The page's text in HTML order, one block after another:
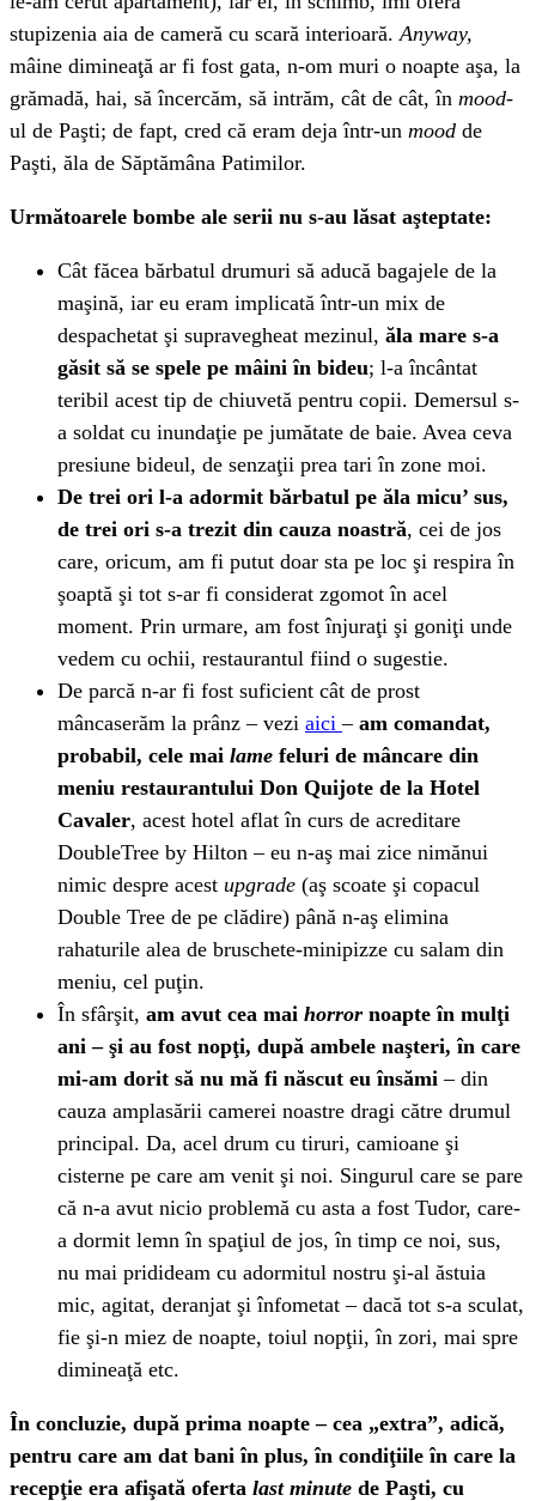
stupizenia aia de cameră cu scară interioară.Anyway,
mâine dimineaţă ar fi fost gata, n-om muri o noapte aşa, la
grămadă, hai, să încercăm, să intrăm, cât de cât, în mood-
ul de Paşti; de fapt, cred că eram deja într-un mood de
Paşti, ăla de Săptămâna Patimilor.
Următoarele bombe ale serii nu s-au lăsat aşteptate:
Cât făcea bărbatul drumuri să aducă bagajele de la
maşină, iar eu eram implicată într-un mix de
despachetat şi supravegheat mezinul, ăla mare s-a
găsit să se spele pe mâini în bideu; l-a încântat
teribil acest tip de chiuvetă pentru copii. Demersul s-
a soldat cu inundaţie pe jumătate de baie. Avea ceva
presiune bideul, de senzaţii prea tari în zone moi.
De trei ori l-a adormit bărbatul pe ăla micu’ sus,
de trei ori s-a trezit din cauza noastră, cei de jos
care, oricum, am fi putut doar sta pe loc şi respira în
şoaptă şi tot s-ar fi considerat zgomot în acel
moment. Prin urmare, am fost înjuraţi şi goniţi unde
vedem cu ochii, restaurantul fiind o sugestie.
De parcă n-ar fi fost suficient cât de prost
mâncaserăm la prânz – vezi aici– am comandat,
probabil, cele mai lame feluri de mâncare din
meniu restaurantului Don Quijote de la Hotel
Cavaler, acest hotel aflat în curs de acreditare
DoubleTree by Hilton – eu n-aş mai zice nimănui
nimic despre acest upgrade (aş scoate şi copacul
Double Tree de pe clădire) până n-aş elimina
rahaturile alea de bruschete-minipizze cu salam din
meniu, cel puţin.
În sfârşit, am avut cea mai horror noapte în mulţi
ani – şi au fost nopţi, după ambele naşteri, în care
mi-am dorit să nu mă fi născut eu însămi – din
cauza amplasării camerei noastre dragi către drumul
principal. Da, acel drum cu tiruri, camioane şi
cisterne pe care am venit şi noi. Singurul care se pare
că n-a avut nicio problemă cu asta a fost Tudor, care-
a dormit lemn în spaţiul de jos, în timp ce noi, sus,
nu mai pridideam cu adormitul nostru şi-al ăstuia
mic, agitat, deranjat şi înfometat – dacă tot s-a sculat,
fie şi-n miez de noapte, toiul nopţii, în zori, mai spre
dimineaţă etc.
În concluzie, după prima noapte – cea „extra”, adică,
pentru care am dat bani în plus, în condiţiile în care la
recepţie era afişată oferta last minute de Paşti, cu